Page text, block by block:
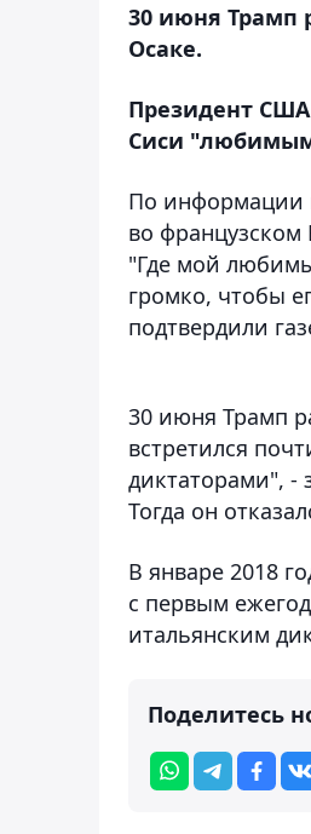
30 июня Трамп
Осаке.
Президент США
Сиси
По информации
во французском
"Где мой
громко, чтобы
подтвердили
30 июня Трамп
встретился
диктаторами", -
Тогда он
В январе 2018
с первым
итальянским
Поделитесь